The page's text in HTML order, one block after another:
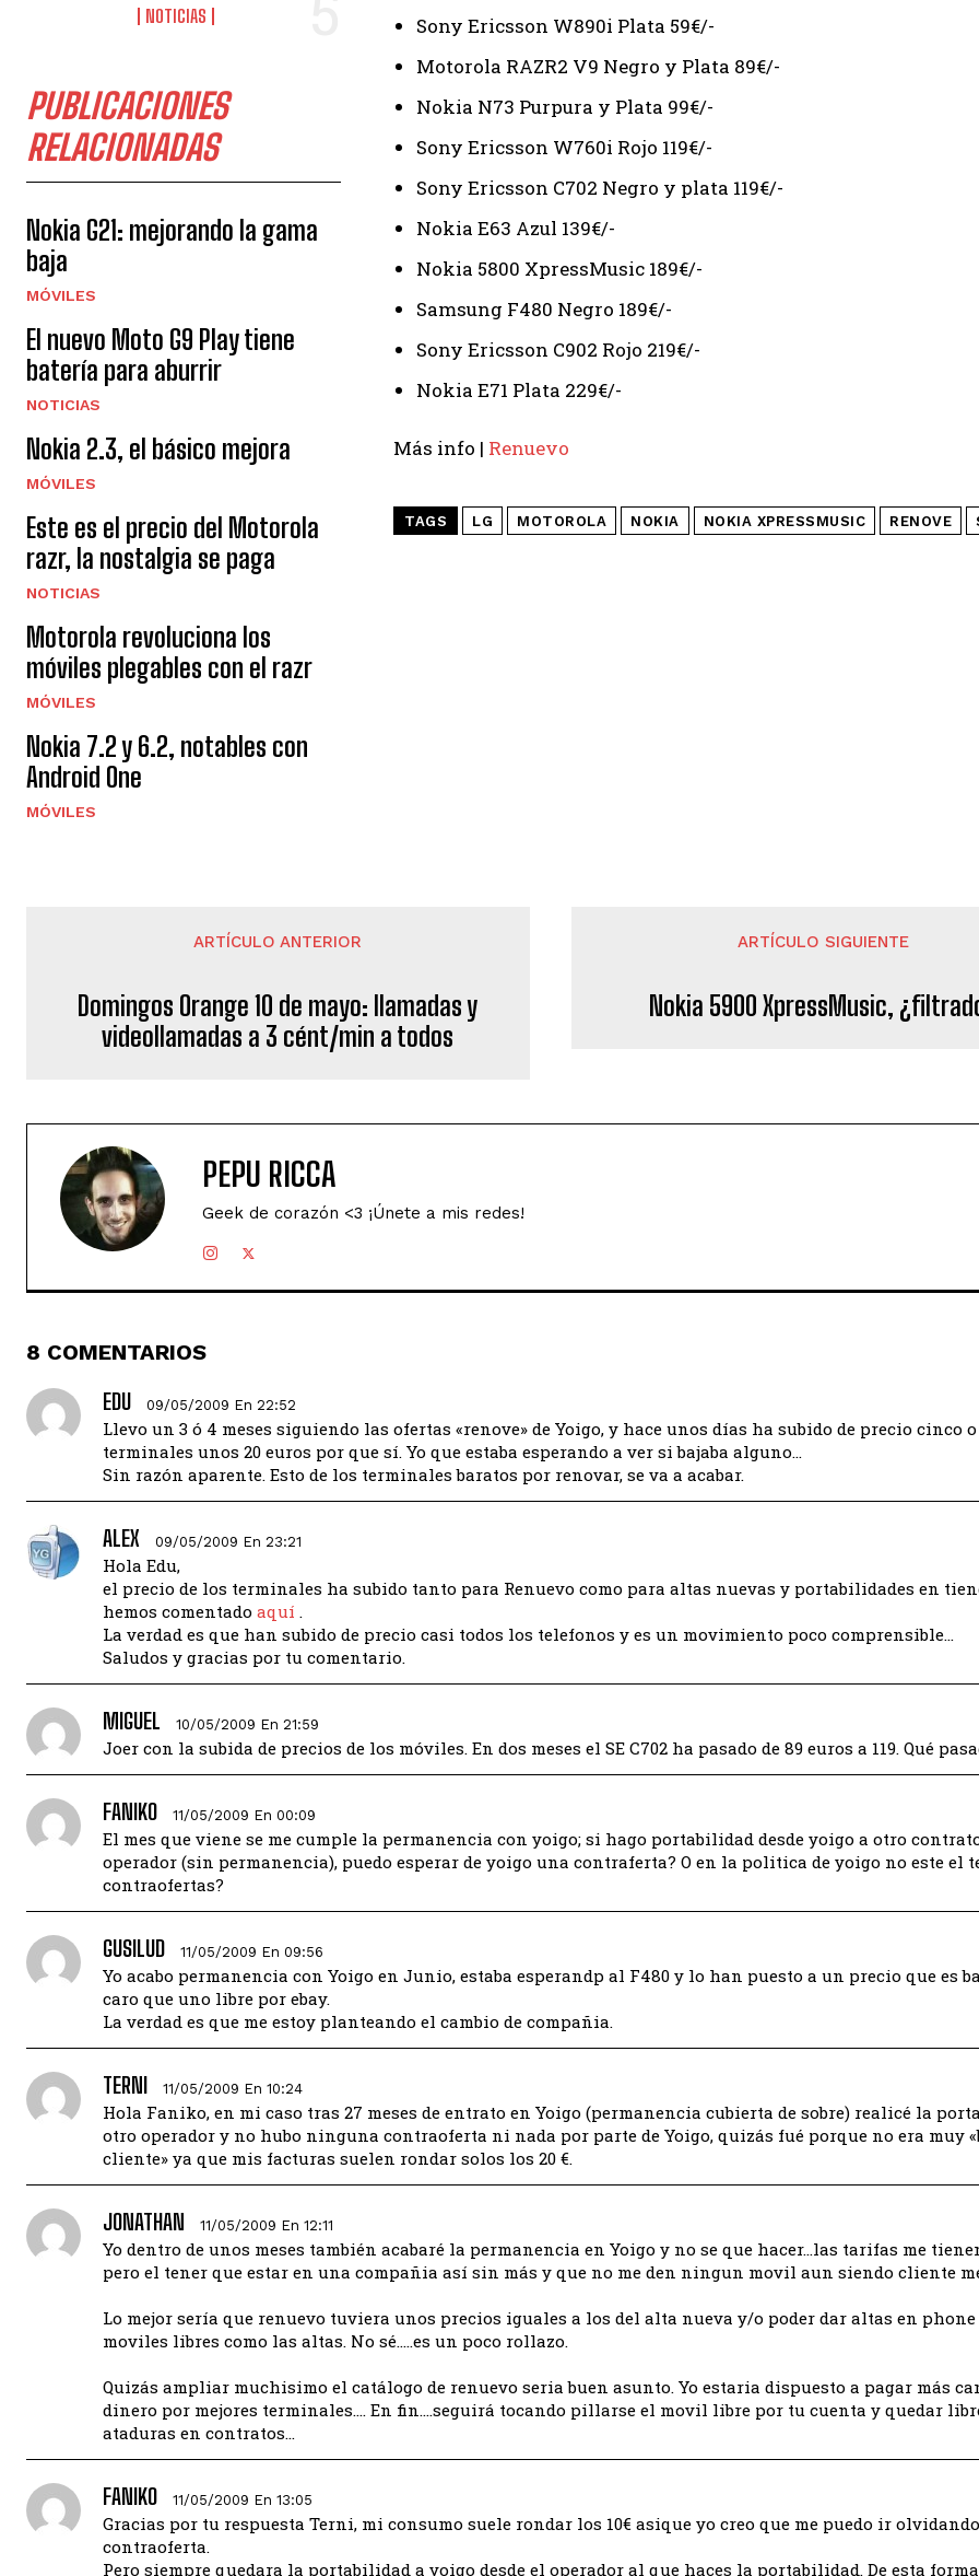
NOTICIAS
PUBLICACIONES
RELACIONADAS
Nokia G21: mejorando la gama
baja
MÓVILES
El nuevo Moto G9 Play tiene
batería para aburrir
NOTICIAS
Nokia 2.3, el básico mejora
MÓVILES
Este es el precio del Motorola
razr, la nostalgia se paga
NOTICIAS
Motorola revoluciona los
móviles plegables con el razr
MÓVILES
Nokia 7.2 y 6.2, notables con
Android One
MÓVILES
Sony Ericsson W890i Plata 59€/-
Motorola RAZR2 V9 Negro y Plata 89€/-
Nokia N73 Purpura y Plata 99€/-
Sony Ericsson W760i Rojo 119€/-
Sony Ericsson C702 Negro y plata 119€/-
Nokia E63 Azul 139€/-
Nokia 5800 XpressMusic 189€/-
Samsung F480 Negro 189€/-
Sony Ericsson C902 Rojo 219€/-
Nokia E71 Plata 229€/-
Más info | Renuevo
TAGS LG MOTOROLA NOKIA NOKIA XPRESSMUSIC RENOVE
ARTÍCULO ANTERIOR
Domingos Orange 10 de mayo: llamadas y
videollamadas a 3 cént/min a todos
ARTÍCULO SIGUIENTE
Nokia 5900 XpressMusic,
PEPU RICCA
Geek de corazón <3 ¡Únete a mis redes!
8 COMENTARIOS
EDU
09/05/2009 En 22:52
Llevo un 3 ó 4 meses siguiendo las ofertas «renove» de Yoigo, y hace unos días ha subido de precio cinco
terminales unos 20 euros por que sí. Yo que estaba esperando a ver si bajaba alguno…
Sin razón aparente. Esto de los terminales baratos por renovar, se va a acabar.
ALEX 09/05/2009 En 23:21
Hola Edu,
el precio de los terminales ha subido tanto para Renuevo como para altas nuevas y portabilidades en
hemos comentado aquí .
La verdad es que han subido de precio casi todos los telefonos y es un movimiento poco comprensible…
Saludos y gracias por tu comentario.
MIGUEL 10/05/2009 En 21:59
Joer con la subida de precios de los móviles. En dos meses el SE C702 ha pasado de 89 euros a 119. Qué
FANIKO 11/05/2009 En 00:09
El mes que viene se me cumple la permanencia con yoigo; si hago portabilidad desde yoigo a otro
operador (sin permanencia), puedo esperar de yoigo una contraferta? O en la politica de yoigo no este el
contraofertas?
GUSILUD 11/05/2009 En 09:56
Yo acabo permanencia con Yoigo en Junio, estaba esperandp al F480 y lo han puesto a un precio que es
caro que uno libre por ebay.
La verdad es que me estoy planteando el cambio de compañia.
TERNI 11/05/2009 En 10:24
Hola Faniko, en mi caso tras 27 meses de entrato en Yoigo (permanencia cubierta de sobre) realicé la
otro operador y no hubo ninguna contraoferta ni nada por parte de Yoigo, quizás fué porque no era muy
cliente» ya que mis facturas suelen rondar solos los 20 €.
JONATHAN 11/05/2009 En 12:11
Yo dentro de unos meses también acabaré la permanencia en Yoigo y no se que hacer…las tarifas me
pero el tener que estar en una compañia así sin más y que no me den ningun movil aun siendo cliente
Lo mejor sería que renuevo tuviera unos precios iguales a los del alta nueva y/o poder dar altas en phone
moviles libres como las altas. No sé…..es un poco rollazo.
Quizás ampliar muchisimo el catálogo de renuevo seria buen asunto. Yo estaria dispuesto a pagar más
dinero por mejores terminales…. En fin….seguirá tocando pillarse el movil libre por tu cuenta y quedar
ataduras en contratos…
FANIKO 11/05/2009 En 13:05
Gracias por tu respuesta Terni, mi consumo suele rondar los 10€ asique yo creo que me puedo ir
contraoferta.
Pero siempre quedara la portabilidad a yoigo desde el operador al que haces la portabilidad. De esta